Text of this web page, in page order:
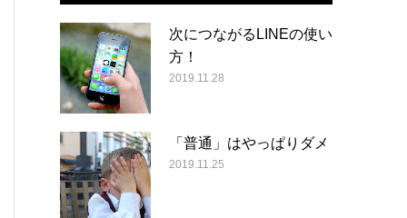
次につながるLINEの使い
方！
2019.11.28
「普通」はやっぱりダメ
2019.11.25